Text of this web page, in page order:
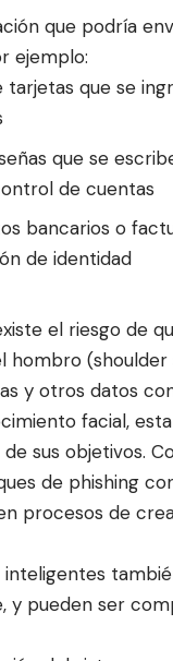
que podría
ejemplo:
tarjetas que se
que se
de cuentas
bancarios o
de identidad
el riesgo de
hombro (shoulder
y otros datos
facial,
sus objetivos.
de phishing
procesos de
inteligentes
y pueden ser